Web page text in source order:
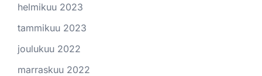
helmikuu 2023
tammikuu 2023
joulukuu 2022
marraskuu 2022